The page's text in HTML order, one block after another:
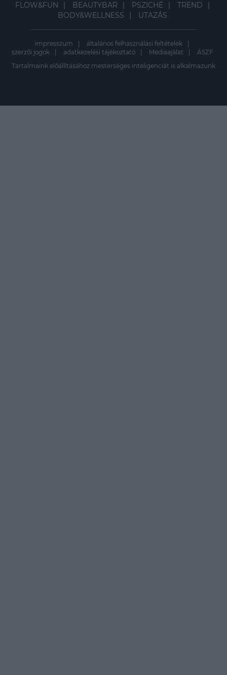
FLOW&FUN BEAUTYBAR PSZICHÉ
TREND
BODY&WELLNESS
UTAZÁS
impresszum
általános felhasználási feltételek
szerzői jogok
adatkezelési tájékoztató Médiaajálat
ÁSZF
Tartalmaink előállításához mesterséges inteligenciát is alkalmazunk